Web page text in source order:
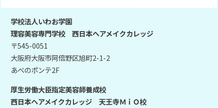
学校法人いわお学園
理容美容専門学校 西日本ヘアメイクカレッジ
〒545-0051
大阪府大阪市阿倍野区旭町2-1-2
あべのポンテ2F
厚生労働大臣指定美容師養成校
西日本ヘアメイクカレッジ 天王寺ＭｉＯ校